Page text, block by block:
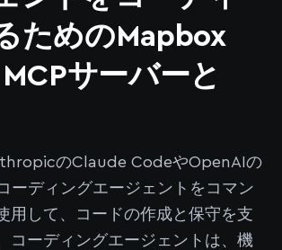
ためのMapbox
サーバーと
のClaude CodeやOpenAIの
ーディングエージェントをコマン
用して、コードの作成と保守を支
コーディングエージェントは、機